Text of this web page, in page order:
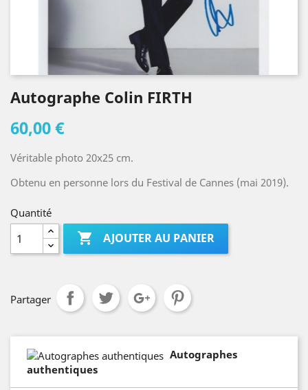
Autographe Colin FIRTH
60,00 €
Véritable photo 20x25 cm.
Obtenu en personne lors du Festival de Cannes (mai 2019).
Quantité
 AJOUTER AU PANIER
Partager
Autographes
authentiques